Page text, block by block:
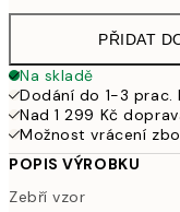
PŘIDAT
Na skladě
Dodání do 1-3 prac.
Nad 1 299 Kč
Možnost vrácení
POPIS VÝROBKU
Zebří vzor